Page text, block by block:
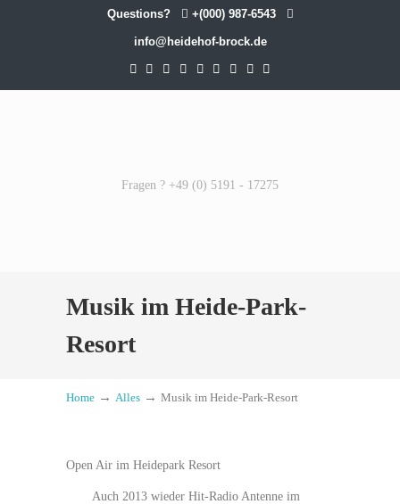
Questions? +(000) 987-6543
info@heidehof-brock.de
Fragen ? +49 (0) 5191 - 17275
Musik im Heide-Park-
Resort
Home → Alles → Musik im Heide-Park-Resort
Open Air im Heidepark Resort
Auch 2013 wieder Hit-Radio Antenne im